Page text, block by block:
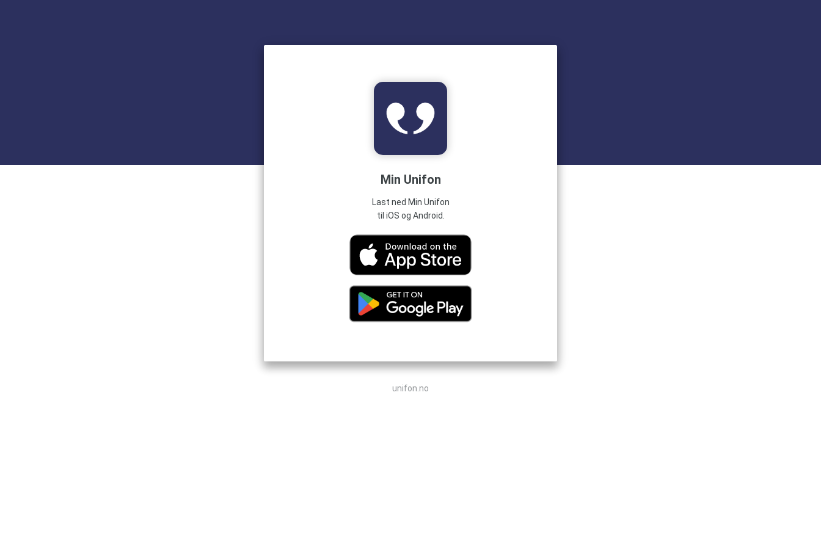
Min Unifon
Last ned Min Unifon
til iOS og Android.
unifon.no